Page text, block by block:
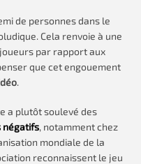
de personnes dans le
Cela renvoie à une
par rapport aux
que cet engouement
.
a plutôt soulevé des
négatifs, notamment chez
mondiale de la
reconnaissent le jeu